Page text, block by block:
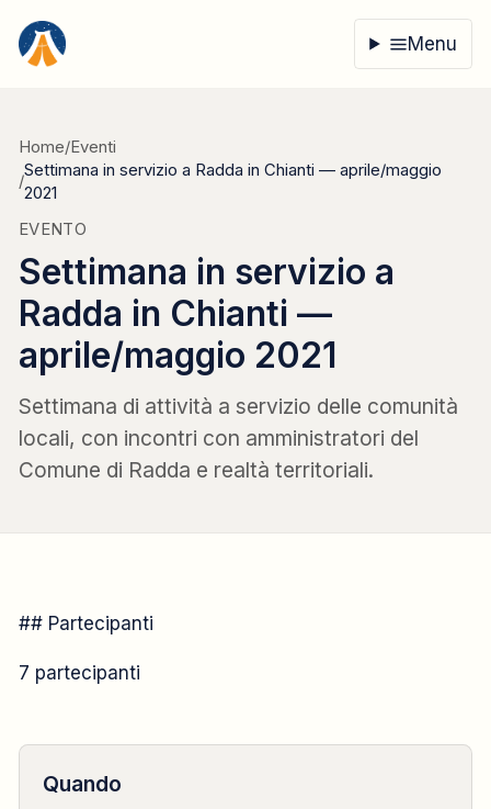
Menu
Home/Eventi
/
Settimana in servizio a Radda in Chianti — aprile/maggio
2021
EVENTO
Settimana in servizio a
Radda in Chianti —
aprile/maggio 2021
Settimana di attività a servizio delle comunità
locali, con incontri con amministratori del
Comune di Radda e realtà territoriali.
2021
30 aprile → 2 maggio
## Partecipanti
7 partecipanti
Quando